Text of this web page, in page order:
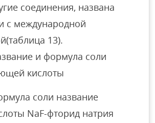
соединения, названа
с международной
13).
и формула соли
кислоты
соли название
NaF-фторид натрия